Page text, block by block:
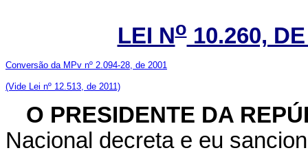
LEI No10.260,
Conversão da MPv nº 2.094-28, de 2001
(Vide Lei nº 12.513, de 2011)
O PRESIDENTE DA
Nacional decreta e eu